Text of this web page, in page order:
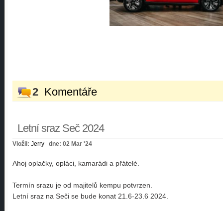
2 Komentáře
Letní sraz Seč 2024
Vložil: Jerry dne: 02 Mar '24
Ahoj oplačky, opláci, kamarádi a přátelé.
Termín srazu je od majitelů kempu potvrzen.
Letní sraz na Seči se bude konat 21.6-23.6 2024.